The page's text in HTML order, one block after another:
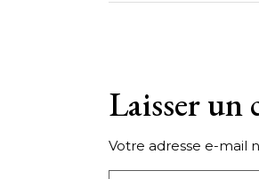
Laisser un
Votre adresse e-mail